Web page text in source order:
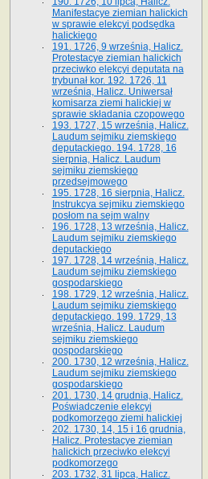
Manifestacye ziemian halickich
w sprawie elekcyi podsędka
halickiego
191. 1726, 9 września, Halicz.
Protestacye ziemian halickich
przeciwko elekcyi deputata na
trybunał kor. 192. 1726, 11
września, Halicz. Uniwersał
komisarza ziemi halickiej w
sprawie składania czopowego
193. 1727, 15 września, Halicz.
Laudum sejmiku ziemskiego
deputackiego. 194. 1728, 16
sierpnia, Halicz. Laudum
sejmiku ziemskiego
przedsejmowego
195. 1728, 16 sierpnia, Halicz.
Instrukcya sejmiku ziemskiego
posłom na sejm walny
196. 1728, 13 września, Halicz.
Laudum sejmiku ziemskiego
deputackiego
197. 1728, 14 września, Halicz.
Laudum sejmiku ziemskiego
gospodarskiego
198. 1729, 12 września, Halicz.
Laudum sejmiku ziemskiego
deputackiego. 199. 1729, 13
września, Halicz. Laudum
sejmiku ziemskiego
gospodarskiego
200. 1730, 12 września, Halicz.
Laudum sejmiku ziemskiego
gospodarskiego
201. 1730, 14 grudnia, Halicz.
Poświadczenie elekcyi
podkomorzego ziemi halickiej
202. 1730, 14, 15 i 16 grudnia,
Halicz. Protestacye ziemian
halickich przeciwko elekcyi
podkomorzego
203. 1732, 31 lipca, Halicz.